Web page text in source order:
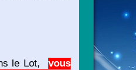
le Lot, vous